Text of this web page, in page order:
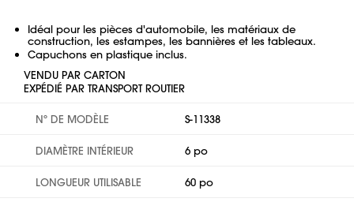
Idéal pour les pièces d'automobile, les matériaux de
construction, les estampes, les bannières et les tableaux.
Capuchons en plastique inclus.
VENDU PAR CARTON
EXPÉDIÉ PAR TRANSPORT ROUTIER
Nº DE MODÈLE S-11338
DIAMÈTRE INTÉRIEUR 6 po
LONGUEUR UTILISABLE 60 po